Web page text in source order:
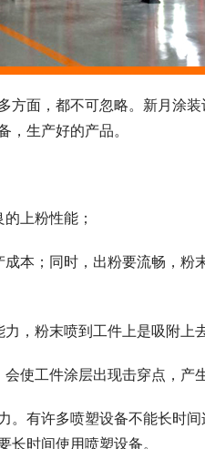
方面，都不可忽略。新月涂
，生产好的产品。
上粉性能；
本；同时，出粉要流畅，粉
，粉末喷到工件上是吸附上
使工件涂层出现击穿点，产
有许多喷塑设备不能长时间
长时间使用喷塑设备。